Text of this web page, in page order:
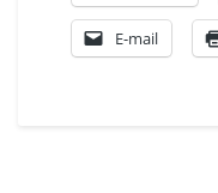
E-mail